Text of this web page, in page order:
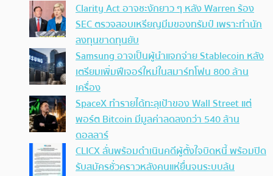
Clarity Act อาจชะงักยาว ๆ หลัง Warren ร้อง
SEC ตรวจสอบเหรียญมีมของทรัมป์ เพราะทำนัก
ลงทุนขาดทุนยับ
Samsung อาจเป็นผู้นำแจกจ่าย Stablecoin หลัง
เตรียมเพิ่มฟีเจอร์ใหม่ในสมาร์ทโฟน 800 ล้าน
เครื่อง
SpaceX ทำรายได้ทะลุเป้าของ Wall Street แต่
พอร์ต Bitcoin มีมูลค่าลดลงกว่า 540 ล้าน
ดอลลาร์
CLICX ลั่นพร้อมดำเนินคดีผู้ตั้งใจบิดหนี้ พร้อมปิด
รับสมัครชั่วคราวหลังคนแห่ยื่นจนระบบล้น